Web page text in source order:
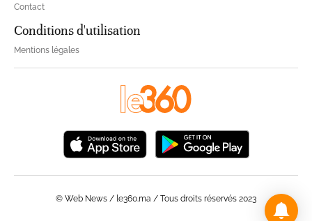
Contact
Conditions d'utilisation
Mentions légales
© Web News / le360.ma / Tous droits réservés 2023